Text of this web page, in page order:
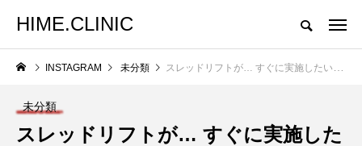
HIME.CLINIC
INSTAGRAM 未分類 スレッドリフトが… すぐに実施したいとお問い合わせをいただき…大変に感謝なのですが…現在、ご予約頂いている患者様にも当日の追加をお考えの場合には、ご予約のご変更をお願いしています。当日料金でのスレッドリフトの実施は5月23日以降に、今の…
未分類
スレッドリフトが… すぐに実施した